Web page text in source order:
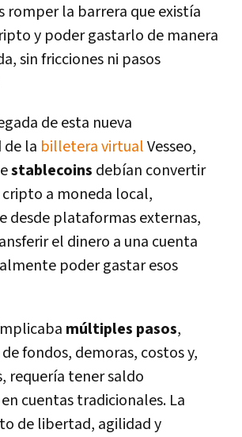
romper la barrera que existía
y poder gastarlo de manera
sin fricciones ni pasos
de esta nueva
la billetera virtualVesseo,
stablecoins debían convertir
cripto a moneda local,
desde plataformas externas,
el dinero a una cuenta
poder gastar esos
múltiples pasos,
fondos, demoras, costos y,
requería tener saldo
cuentas tradicionales. La
de libertad, agilidad y